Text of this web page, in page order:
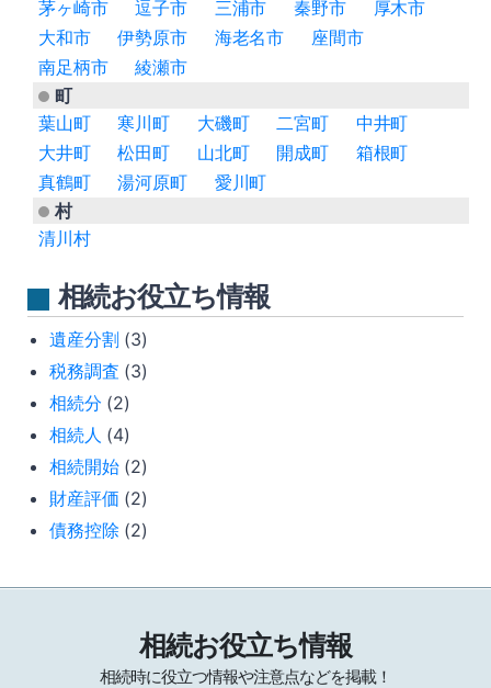
茅ヶ崎市
逗子市 三浦市 秦野市
厚木市
大和市
伊勢原市 海老名市
座間市
南足柄市
綾瀬市
町
葉山町
寒川町 大磯町 二宮町
中井町
大井町
松田町 山北町 開成町
箱根町
真鶴町
湯河原町
愛川町
村
清川村
相続お役立ち情報
遺産分割 (3)
税務調査 (3)
相続分 (2)
相続人 (4)
相続開始(2)
財産評価 (2)
債務控除 (2)
相続お役立ち情報
相続時に役立つ情報や注意点などを掲載！